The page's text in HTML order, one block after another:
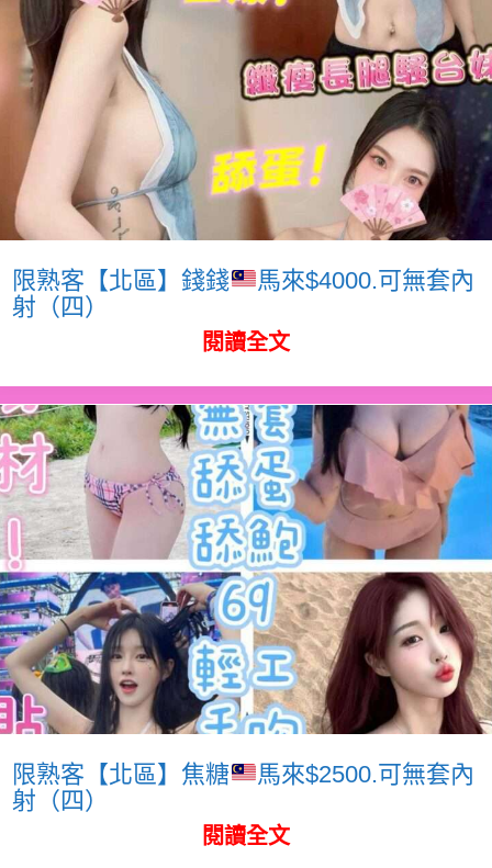
限熟客【北區】錢錢
馬來$4000.可無套內
射（四）
閱讀全文
限熟客【北區】焦糖
馬來$2500.可無套內
射（四）
閱讀全文